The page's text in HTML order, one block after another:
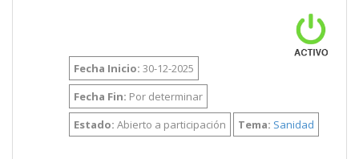
Fecha Inicio: 30-12-2025
Fecha Fin: Por determinar
Estado: Abierto a participación Tema: Sanidad